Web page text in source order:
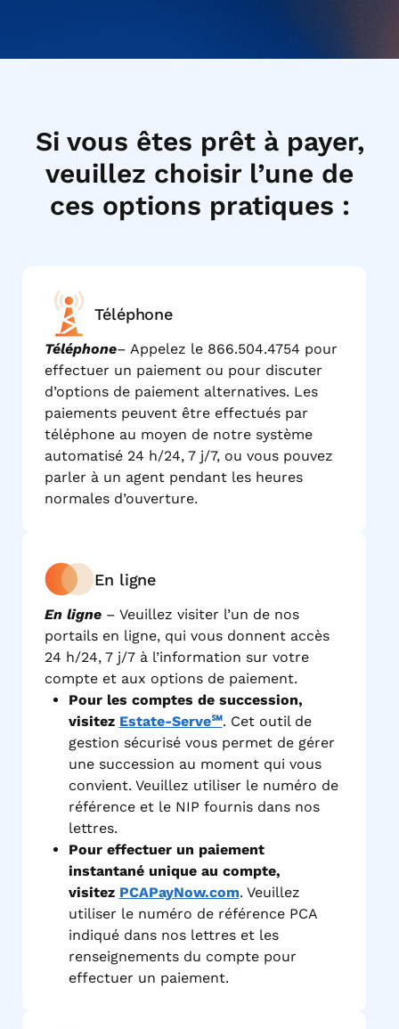
FAQ
Si vous êtes prêt à payer,
veuillez choisir l’une de
ces options pratiques :
Téléphone
Téléphone– Appelez le 866.504.4754 pour
effectuer un paiement ou pour discuter
d’options de paiement alternatives. Les
paiements peuvent être effectués par
téléphone au moyen de notre système
automatisé 24 h/24, 7 j/7, ou vous pouvez
parler à un agent pendant les heures
normales d’ouverture.
En ligne
En ligne – Veuillez visiter l’un de nos
portails en ligne, qui vous donnent accès
24 h/24, 7 j/7 à l’information sur votre
compte et aux options de paiement.
Pour les comptes de succession,
visitez Estate-Serve℠. Cet outil de
gestion sécurisé vous permet de gérer
une succession au moment qui vous
convient. Veuillez utiliser le numéro de
référence et le NIP fournis dans nos
lettres.
Pour effectuer un paiement
instantané unique au compte,
visitez PCAPayNow.com. Veuillez
utiliser le numéro de référence PCA
indiqué dans nos lettres et les
renseignements du compte pour
effectuer un paiement.